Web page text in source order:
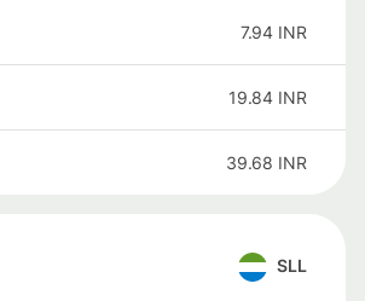
7.94 INR
19.84 INR
39.68 INR
SLL